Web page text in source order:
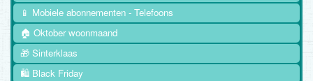
📱 Mobiele abonnementen - Telefoons
🏠 Oktober woonmaand
🎁 Sinterklaas
🛍️ Black Friday